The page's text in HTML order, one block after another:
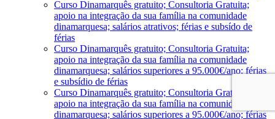
Curso Dinamarquês gratuito; Consultoria Gratuita;
apoio na integração da sua família na comunidade
dinamarquesa; salários atrativos; férias e subsído de
férias
Curso Dinamarquês gratuito; Consultoria Gratuita;
apoio na integração da sua família na comunidade
dinamarquesa; salários superiores a 95.000€/ano; férias
e subsídio de férias
Curso Dinamarquês gratuito; Consultoria Gratuita;
apoio na integração da sua família na comunidade
dinamarquesa; salários superiores a 95.000€/ano; férias